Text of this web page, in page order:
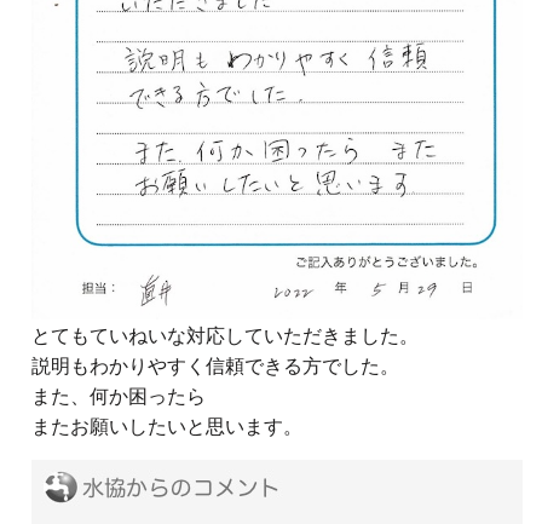
とてもていねいな対応していただきました。
説明もわかりやすく信頼できる方でした。
また、何か困ったら
またお願いしたいと思います。